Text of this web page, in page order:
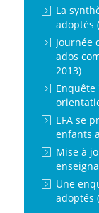
La
adoptés
Journée
ados
2013)
Enquête
EFA se
enfants
Mise à
Une
adoptés